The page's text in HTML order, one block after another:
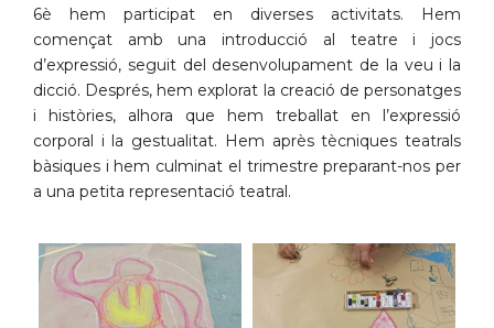
6è hem participat en diverses activitats. Hem
començat amb una introducció al teatre i jocs
d’expressió, seguit del desenvolupament de la veu i la
dicció. Després, hem explorat la creació de personatges
i històries, alhora que hem treballat en l’expressió
corporal i la gestualitat. Hem après tècniques teatrals
bàsiques i hem culminat el trimestre preparant-nos per
a una petita representació teatral.